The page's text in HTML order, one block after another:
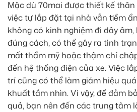
Mặc dù 70mai được thiết kế
việc tự lắp đặt tại nhà vẫn tiềm
không có kinh nghiệm đi dây
đúng cách, có thể gây ra tình
mất thẩm mỹ hoặc thậm chí
đến hệ thống điện của xe. Việc
trí cũng có thể làm giảm hiệu
khuất tầm nhìn. Vì vậy, để đảm
quả, bạn nên đến các trung tâm